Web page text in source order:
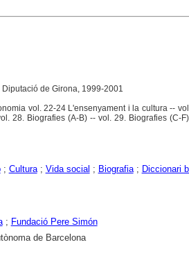
de Girona, 1999-2001
vol. 22-24 L'ensenyament i la cultura --
28. Biografies (A-B) -- vol. 29. Biografies (C-
; Cultura; Vida social ; Biografia; Diccionari
; Fundació Pere Simón
de Barcelona